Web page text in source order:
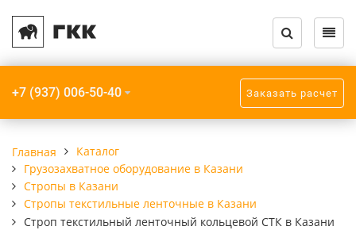
+7 (937) 006-50-40 Заказать расчет
Назад
Каталог кранов и запчастей
Крановое оборудование
Назад
Крановое
Краны
Краны
оборудование
Назад
Траверсы
Взрывозащищенное
оборудование
Назад
Прочее
Крюки
Назад
Услуги
Модернизация кранов
Монтаж подкрановых путей
Радиоуправление кранов
Назад
О компании
Компания
Главная
Каталог
Грузозахватное оборудование в Казани
Стропы в Казани
Стропы текстильные ленточные в Казани
Строп текстильный ленточный кольцевой СТК в Казани